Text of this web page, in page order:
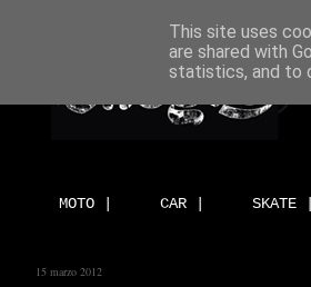
MOTO | CAR | SKATE |
15 marzo 2012
This site uses
are shared with
statistics, and to